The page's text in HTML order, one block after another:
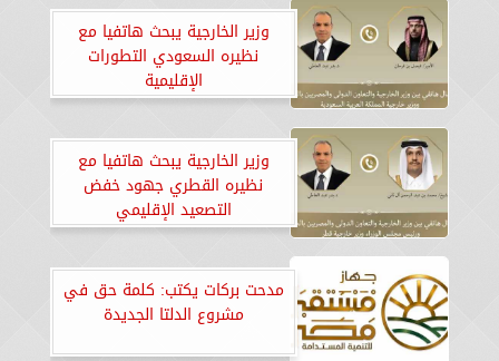
وزير الخارجية يبحث هاتفيا مع
نظيره السعودي التطورات
الإقليمية
وزير الخارجية يبحث هاتفيا مع
نظيره القطري جهود خفض
التصعيد الإقليمي
مدحت بركات يكتب: كلمة حق في
مشروع الدلتا الجديدة